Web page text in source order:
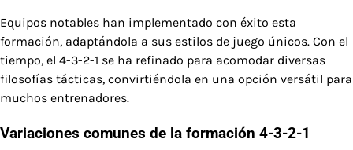
Equipos notables han implementado con éxito esta
formación, adaptándola a sus estilos de juego únicos. Con el
tiempo, el 4-3-2-1 se ha refinado para acomodar diversas
filosofías tácticas, convirtiéndola en una opción versátil para
muchos entrenadores.
Variaciones comunes de la formación 4-3-2-1